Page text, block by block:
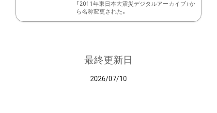
「2011年東日本大震災デジタルアーカイブ」か
ら名称変更された。
最終更新日
2026/07/10